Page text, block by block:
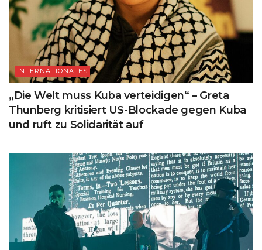
INTERNATIONALES
„Die Welt muss Kuba verteidigen“ – Greta
Thunberg kritisiert US-Blockade gegen Kuba
und ruft zu Solidarität auf